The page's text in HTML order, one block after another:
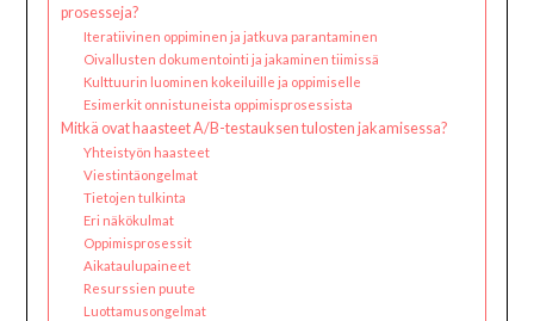
prosesseja?
Iteratiivinen oppiminen ja jatkuva parantaminen
Oivallusten dokumentointi ja jakaminen tiimissä
Kulttuurin luominen kokeiluille ja oppimiselle
Esimerkit onnistuneista oppimisprosessista
Mitkä ovat haasteet A/B-testauksen tulosten jakamisessa?
Yhteistyön haasteet
Viestintäongelmat
Tietojen tulkinta
Eri näkökulmat
Oppimisprosessit
Aikataulupaineet
Resurssien puute
Luottamusongelmat